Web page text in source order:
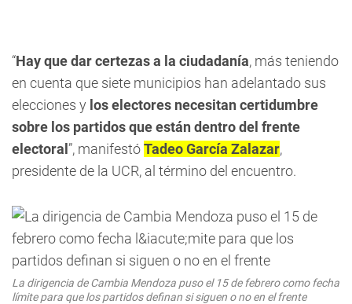
“Hay que dar certezas a la ciudadanía, más teniendo
en cuenta que siete municipios han adelantado sus
elecciones y los electores necesitan certidumbre
sobre los partidos que están dentro del frente
electoral ”, manifestóTadeo García Zalazar,
presidente de la UCR, al término del encuentro.
La dirigencia de Cambia Mendoza puso el 15 de febrero como fecha
límite para que los partidos definan si siguen o no en el frente